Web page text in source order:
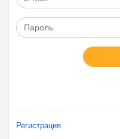
Регистрация